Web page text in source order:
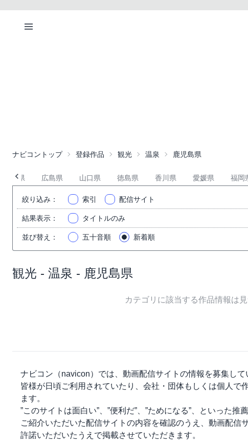
ナビコントップ 登録作品 観光 温泉 鹿児島県
岡山県 広島県 山口県 徳島県 香川県 愛媛県 福岡
絞り込み ： 索引 配信サイト
結果表示 ： タイトルのみ
並び替え ： 五十音順 新着順
観光 - 温泉 - 鹿児島県
カテゴリに該当する作品情報は
ナビコン（navicon） では、動画配信サイトの情報を募集して
皆様が日頃ご利用されていたり、会社・団体もしくは個人で
ます。
”このサイトは面白い”、”便利だ”、”ためになる”、といった推
ご紹介いただいた配信サイトの内容を確認のうえ、動画配信
許諾いただいたうえで掲載させていただきます。